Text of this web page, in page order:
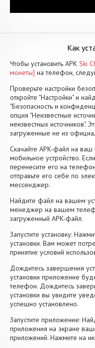
Как
Чтобы установить APK Ski
монеты] на телефон,
Проверьте настройки
откройте "Настройки" и
"Безопасность и
опция "Неизвестные
неизвестных источников".
загруженные не из
Скачайте APK-файл на
мобильное устройство.
перенесите его на
отправьте его себе по
мессенджер.
Найдите файл на вашем
менеджер на вашем
загруженный APK-файл.
Запустите установку:
установки. Вам может
принятие условий
Дождитесь завершения
установки приложение
телефон. Дождитесь
установки вы увидите
успешно установлено.
Запустите приложение:
приложения на экране
приложений. Нажмите на